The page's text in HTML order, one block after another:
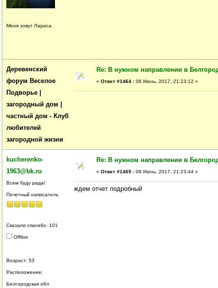
Меня зовут Лариса
Деревенский
форум Веселое
Подворье |
загородный дом |
частный дом - Клуб
любителей
загородной жизни
Re: В нужном направлении в
« Ответ #1464 : 06 Июнь, 2017, 21:23:12 »
kucherenko-
1963@bk.ru
Всем буду рада!
Почетный написатель
Сказали спасибо: 101
Offline
Возраст: 53
Расположение:
Белгородская обл
Re: В нужном направлении в
« Ответ #1465 : 06 Июнь, 2017, 21:23:44 »
ждем отчет подробный